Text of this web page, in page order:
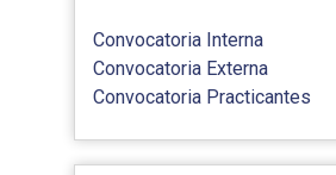
Convocatoria Interna
Convocatoria Externa
Convocatoria Practicantes